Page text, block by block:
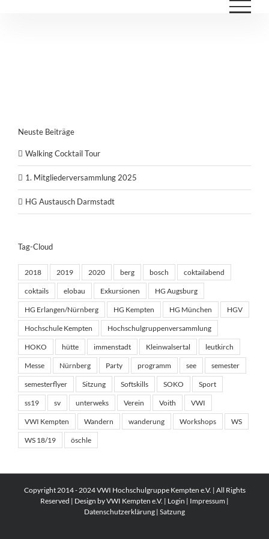
Neuste Beiträge
Walking Cocktail Tour
1. Mitgliederversammlung 2025
HG Austausch Darmstadt
Tag-Cloud
2018 2019 2020 berg bosch coktailabend
coktails elobau Exkursionen HG Augsburg
HG Erlangen/Nürnberg HG Kempten HG München HGV
Hochschule Kempten Hochschulgruppenversammlung
HOKO hütte immenstadt Kleinwalsertal leutkirch
Messe Nürnberg Party programm see semester
semesterflyer Sitzung Softskills SOKO Sport
ss19 sv unterweks Verein Voith VWI
VWI Kempten Wandern wanderung Workshops WS
WS 18/19 öschle
Copyright 2014 - 2024 VWI Hochschulgruppe Kempten e.V. | All Rights
Reserved | Design by VWI Kempten e.V. | Login | Impressum |
Datenschutzerklärung | Satzung